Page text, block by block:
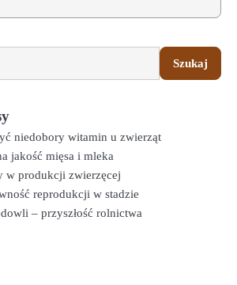
Szukaj
niedobory witamin u zwierząt
jakość mięsa i mleka
w produkcji zwierzęcej
reprodukcji w stadzie
– przyszłość rolnictwa